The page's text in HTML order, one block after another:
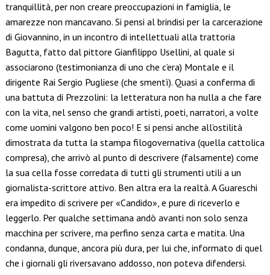
tranquillità, per non creare preoccupazioni in famiglia, le
amarezze non mancavano. Si pensi al brindisi per la carcerazione
di Giovannino, in un incontro di intellettuali alla trattoria
Bagutta, fatto dal pittore Gianfilippo Usellini, al quale si
associarono (testimonianza di uno che c’era) Montale e il
dirigente Rai Sergio Pugliese (che smentì). Quasi a conferma di
una battuta di Prezzolini: la letteratura non ha nulla a che fare
con la vita, nel senso che grandi artisti, poeti, narratori, a volte
come uomini valgono ben poco! E si pensi anche all’ostilità
dimostrata da tutta la stampa filogovernativa (quella cattolica
compresa), che arrivò al punto di descrivere (falsamente) come
la sua cella fosse corredata di tutti gli strumenti utili a un
giornalista-scrittore attivo. Ben altra era la realtà. A Guareschi
era impedito di scrivere per «Candido», e pure di riceverlo e
leggerlo. Per qualche settimana andò avanti non solo senza
macchina per scrivere, ma perfino senza carta e matita. Una
condanna, dunque, ancora più dura, per lui che, informato di quel
che i giornali gli riversavano addosso, non poteva difendersi.